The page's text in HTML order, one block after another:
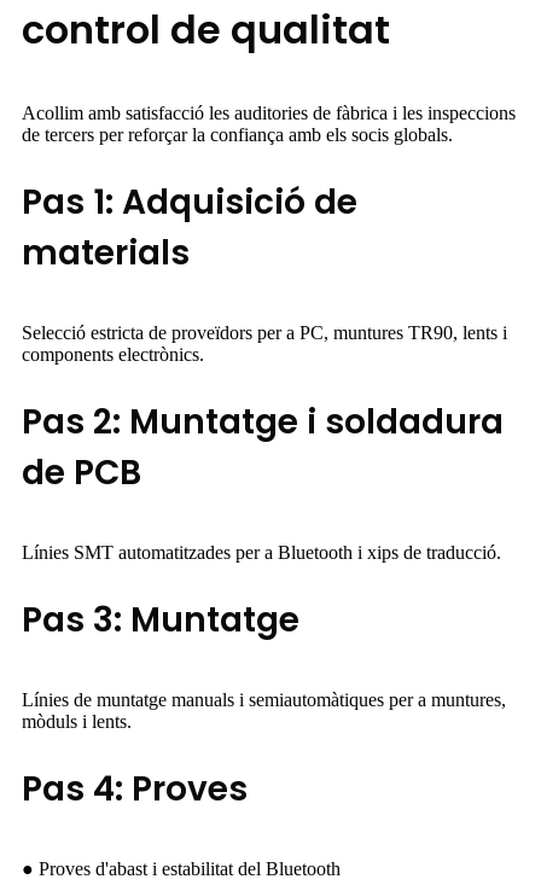
control de qualitat
Acollim amb satisfacció les auditories de fàbrica i les inspeccions
de tercers per reforçar la confiança amb els socis globals.
Pas 1: Adquisició de
materials
Selecció estricta de proveïdors per a PC, muntures TR90, lents i
components electrònics.
Pas 2: Muntatge i soldadura
de PCB
Línies SMT automatitzades per a Bluetooth i xips de traducció.
Pas 3: Muntatge
Línies de muntatge manuals i semiautomàtiques per a muntures,
mòduls i lents.
Pas 4: Proves
● Proves d'abast i estabilitat del Bluetooth